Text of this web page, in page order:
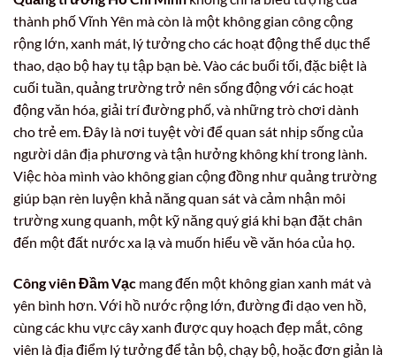
thành phố Vĩnh Yên mà còn là một không gian công cộng
rộng lớn, xanh mát, lý tưởng cho các hoạt động thể dục thể
thao, dạo bộ hay tụ tập bạn bè. Vào các buổi tối, đặc biệt là
cuối tuần, quảng trường trở nên sống động với các hoạt
động văn hóa, giải trí đường phố, và những trò chơi dành
cho trẻ em. Đây là nơi tuyệt vời để quan sát nhịp sống của
người dân địa phương và tận hưởng không khí trong lành.
Việc hòa mình vào không gian cộng đồng như quảng trường
giúp bạn rèn luyện khả năng quan sát và cảm nhận môi
trường xung quanh, một kỹ năng quý giá khi bạn đặt chân
đến một đất nước xa lạ và muốn hiểu về văn hóa của họ.
Công viên Đầm Vạc mang đến một không gian xanh mát và
yên bình hơn. Với hồ nước rộng lớn, đường đi dạo ven hồ,
cùng các khu vực cây xanh được quy hoạch đẹp mắt, công
viên là địa điểm lý tưởng để tản bộ, chạy bộ, hoặc đơn giản là